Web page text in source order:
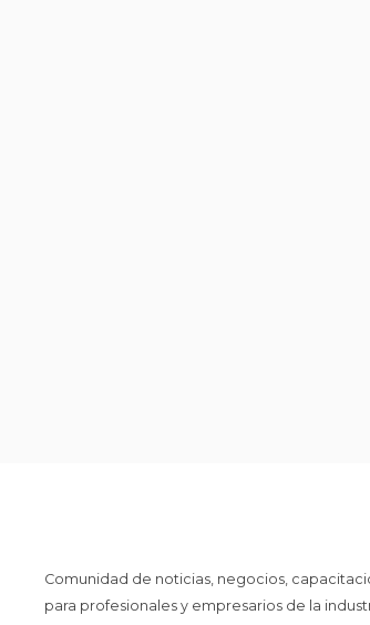
Comunidad de noticias, negocios,
para profesionales y empresarios de la